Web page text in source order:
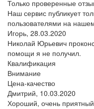
Только проверенные
Наш сервис публикует
пользователями на
Игорь, 28.03.2020
Николай Юрьевич
помощи я не получил.
Квалификация
Внимание
Цена-качество
Дмитрий, 10.03.2020
Хороший, очень